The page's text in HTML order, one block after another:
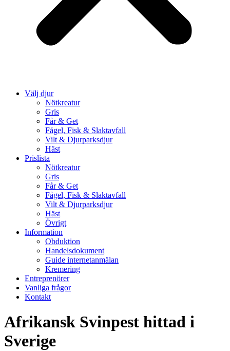
Välj djur
Nötkreatur
Gris
Får & Get
Fågel, Fisk & Slaktavfall
Vilt & Djurparksdjur
Häst
Prislista
Nötkreatur
Gris
Får & Get
Fågel, Fisk & Slaktavfall
Vilt & Djurparksdjur
Häst
Övrigt
Information
Obduktion
Handelsdokument
Guide internetanmälan
Kremering
Entreprenörer
Vanliga frågor
Kontakt
Afrikansk Svinpest hittad i
Sverige